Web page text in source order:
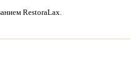
RestoraLax.